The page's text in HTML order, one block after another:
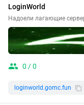
LoginWorld
Надоели лагающие
0 / 0
loginworld.gomc.fun